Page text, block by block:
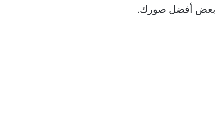
بعض أفضل صورك.